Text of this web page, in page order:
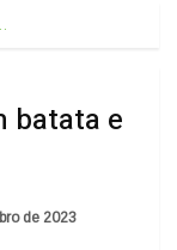
batata e
de 2023